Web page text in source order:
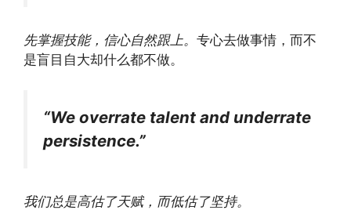
先掌握技能，信心自然跟上。 专心去做事情，而不
是盲目自大却什么都不做。
“We overrate talent and underrate
persistence.”
我们总是高估了天赋，而低估了坚持。